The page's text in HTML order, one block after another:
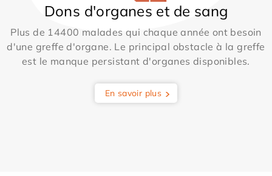
Dons d'organes et de sang
Plus de 14400 malades qui chaque année ont besoin
d'une greffe d'organe. Le principal obstacle à la greffe
est le manque persistant d'organes disponibles.
En savoir plus